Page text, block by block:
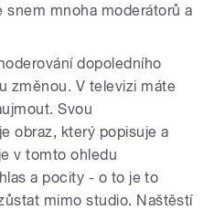
snem mnoha moderátorů a
dopoledního
změnou. V televizi máte
Svou
obraz, který popisuje a
v tomto ohledu
a pocity - o to je to
mimo studio. Naštěstí